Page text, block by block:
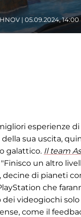
| 05.09.2024, 14:00
esperienze
sua uscita,
galattico. Il team
un altro
decine di pianeti
che
dei videogiochi
come il